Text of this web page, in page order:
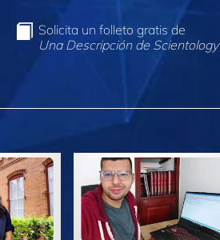
Solicita un folleto gratis de
Una Descripción de Scientology